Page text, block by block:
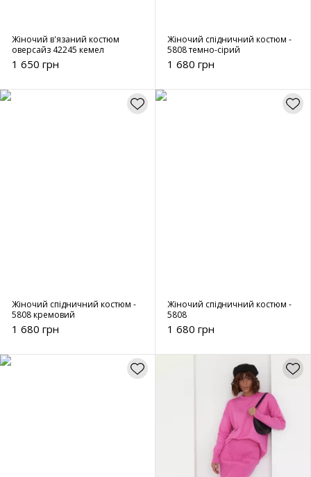
Жіночий в'язаний костюм
оверсайз 42245 кемел
1 650 грн
Жіночий спідничний костюм -
5808 темно-сірий
1 680 грн
Жіночий спідничний костюм -
5808 кремовий
1 680 грн
Жіночий спідничний костюм -
5808
1 680 грн